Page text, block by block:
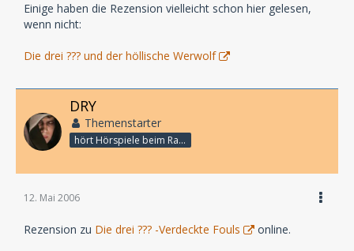
Einige haben die Rezension vielleicht schon hier gelesen,
wenn nicht:
Die drei ??? und der höllische Werwolf
DRY
Themenstarter
hört Hörspiele beim Rasenmähen
12. Mai 2006
Rezension zu Die drei ??? -Verdeckte Fouls online.